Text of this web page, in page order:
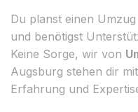
Du planst einen
und benötigst
Keine Sorge, wir von
Augsburg stehen dir
Erfahrung und